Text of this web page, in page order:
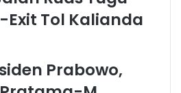
Tol Kalianda
Prabowo,